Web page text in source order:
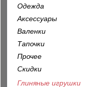
Одежда
Аксессуары
Валенки
Тапочки
Прочее
Скидки
Глиняные игрушки